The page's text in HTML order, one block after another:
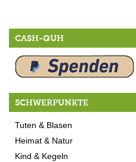
CASH-QUH
SCHWERPUNKTE
Tuten & Blasen
Heimat & Natur
Kind & Kegeln